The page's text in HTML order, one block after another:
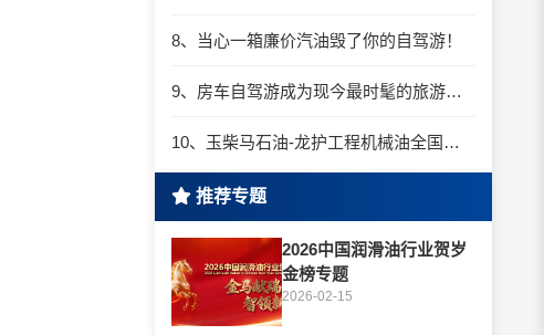
8、当心一箱廉价汽油毁了你的自驾游！
9、房车自驾游成为现今最时髦的旅游方式
10、玉柴马石油-龙护工程机械油全国招商丨卓越的品质，专业的品牌！
推荐专题
2026中国润滑油行业贺岁
金榜专题
2026-02-15